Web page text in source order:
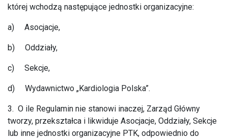
której wchodzą następujące jednostki organizacyjne:
a) Asocjacje,
b) Oddziały,
c) Sekcje,
d) Wydawnictwo „Kardiologia Polska”.
3. O ile Regulamin nie stanowi inaczej, Zarząd Główny
tworzy, przekształca i likwiduje Asocjacje, Oddziały, Sekcje
lub inne jednostki organizacyjne PTK, odpowiednio do